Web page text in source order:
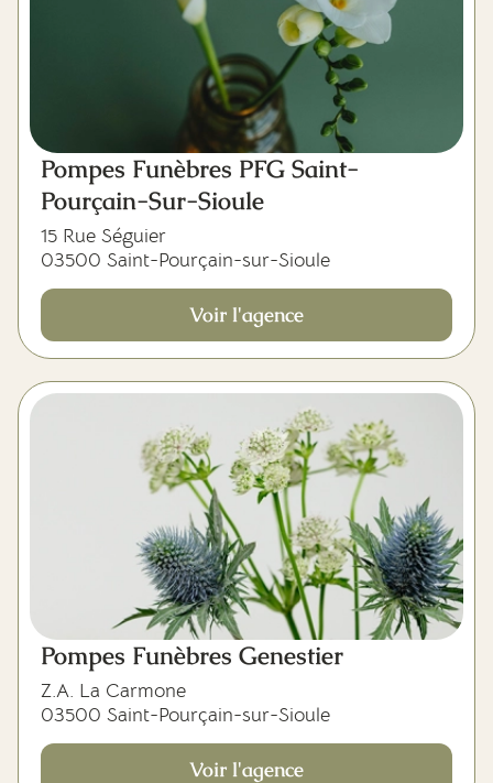
Pompes Funèbres PFG Saint-
Pourçain-Sur-Sioule
15 Rue Séguier
03500 Saint-Pourçain-sur-Sioule
Voir l'agence
Pompes Funèbres Genestier
Z.A. La Carmone
03500 Saint-Pourçain-sur-Sioule
Voir l'agence